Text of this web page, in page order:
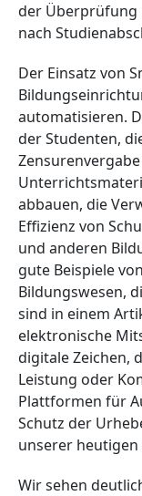
der Überprüfung
nach
Der Einsatz von
automatisieren.
der Studenten,
abbauen, die
Effizienz von
und anderen
gute Beispiele
Bildungswesen,
sind in einem
elektronische
digitale Zeichen,
Leistung oder
Plattformen für
Schutz der
unserer heutigen
Wir sehen